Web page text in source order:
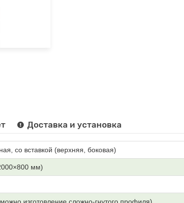
Доставка и установка
со вставкой (верхняя, боковая)
мм)